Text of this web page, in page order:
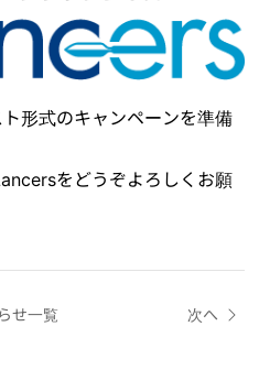
形式のキャンペーンを準備
をどうぞよろしくお願
せ一覧 次へ